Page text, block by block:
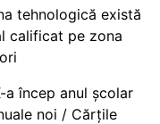
tehnologică există
calificat pe zona
a încep anul școlar
noi / Cărțile